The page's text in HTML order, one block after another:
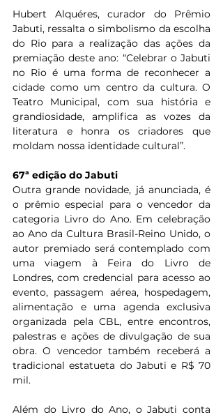
Hubert Alquéres, curador do Prêmio
Jabuti, ressalta o simbolismo da escolha
do Rio para a realização das ações da
premiação deste ano: “Celebrar o Jabuti
no Rio é uma forma de reconhecer a
cidade como um centro da cultura. O
Teatro Municipal, com sua história e
grandiosidade, amplifica as vozes da
literatura e honra os criadores que
moldam nossa identidade cultural”.
67ª edição do Jabuti
Outra grande novidade, já anunciada, é
o prêmio especial para o vencedor da
categoria Livro do Ano. Em celebração
ao Ano da Cultura Brasil-Reino Unido, o
autor premiado será contemplado com
uma viagem à Feira do Livro de
Londres, com credencial para acesso ao
evento, passagem aérea, hospedagem,
alimentação e uma agenda exclusiva
organizada pela CBL, entre encontros,
palestras e ações de divulgação de sua
obra. O vencedor também receberá a
tradicional estatueta do Jabuti e R$ 70
mil.
Além do Livro do Ano, o Jabuti conta